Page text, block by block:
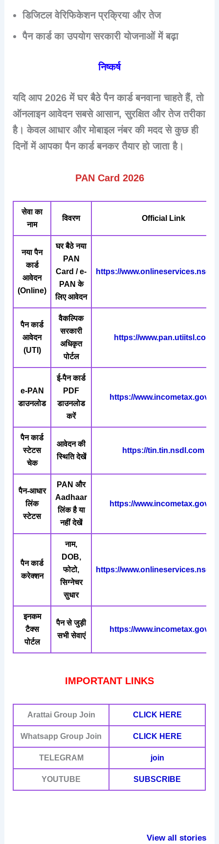
डिजिटल वेरिफिकेशन प्रक्रिया और तेज
पैन कार्ड का उपयोग सरकारी योजनाओं में बढ़ा
निष्कर्ष
यदि आप2026 में घर बैठे पैन कार्ड बनवाना चाहते हैं, तो
ऑनलाइन आवेदन सबसे आसान, सुरक्षित और तेज तरीका
है। केवल आधार और मोबाइल नंबर की मदद से कुछ ही
दिनों में आपका पैन कार्ड बनकर तैयार हो जाता है।
PAN Card 2026
सेवा का
नाम
विवरण Official Link
नया पैन
कार्ड
आवेदन
(Online)
घर बैठे नया
PAN
Card / e-
PAN के
लिए आवेदन
https://
पैन कार्ड
आवेदन
(UTI)
वैकल्पिक
सरकारी
अधिकृत
पोर्टल
https://www.pan.utiitsl.com
e-PAN
डाउनलोड
ई-पैन कार्ड
PDF
डाउनलोड
करें
https://www.incometax.gov.in
पैन कार्ड
स्टेटस
चेक
आवेदन की
स्थिति देखें
https://tin.tin.nsdl.com
पैन-आधार
लिंक
स्टेटस
PAN और
Aadhaar
लिंक है या
नहीं देखें
https://www.incometax.gov.in
पैन कार्ड
करेक्शन
नाम,
DOB,
फोटो,
सिग्नेचर
सुधार
https://
इनकम
टैक्स
पोर्टल
पैन से जुड़ी
सभी सेवाएं
https://www.incometax.gov.in
IMPORTANT LINKS
Arattai Group Join CLICK HERE
Whatsapp Group Join CLICK HERE
TELEGRAM join
YOUTUBE SUBSCRIBE
View all stories
से पहले करें ये काम
के फायदे